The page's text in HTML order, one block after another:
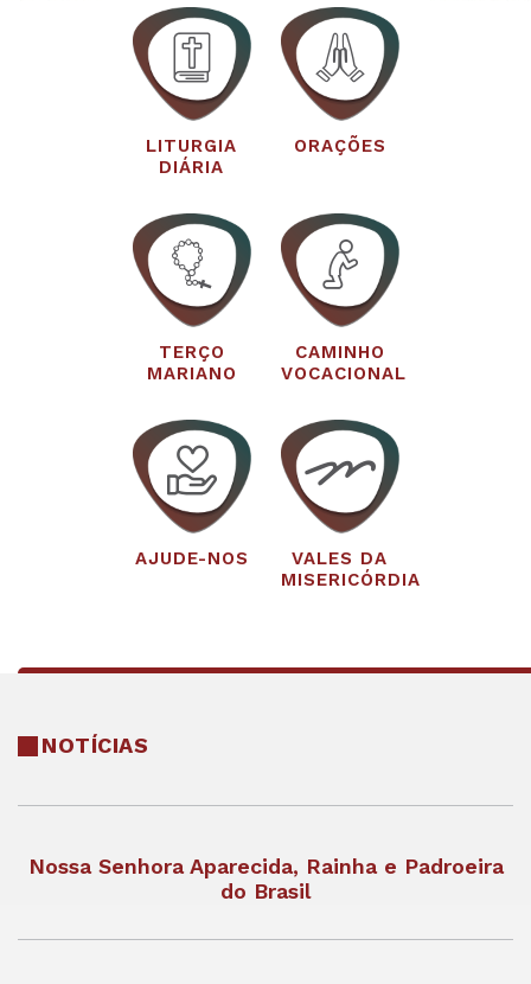
LITURGIA
DIÁRIA
ORAÇÕES
TERÇO
MARIANO
CAMINHO
VOCACIONAL
AJUDE-NOS
VALES DA
MISERICÓRDIA
NOTÍCIAS
Nossa Senhora Aparecida, Rainha e Padroeira
do Brasil